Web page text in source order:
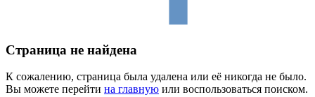
Страница не найдена
К сожалению, страница была удалена или её никогда не было.
Вы можете перейти на главную или воспользоваться поиском.